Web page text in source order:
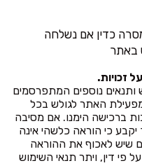
כדין אם נשלחה
באתר
זכויות.
ותנאים נוספים המתפרסמים
האתר לגולש בכל
ברכישה הימנו. אם מסיבה
כי הוראה כלשהי אינה
שיש לאכוף את ההוראה
פי דין, ויתר תנאי השימוש